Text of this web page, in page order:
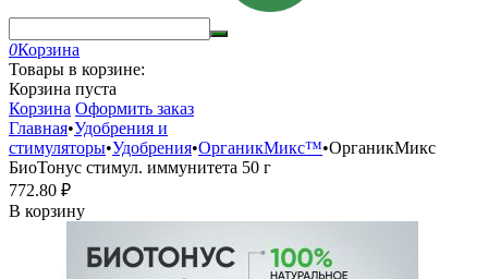
0Корзина
Товары в корзине:
Корзина пуста
Корзина Оформить заказ
Главная•Удобрения и
стимуляторы•Удобрения•ОрганикМикс™•ОрганикМикс
БиоТонус стимул. иммунитета 50 г
772.80 ₽
В корзину